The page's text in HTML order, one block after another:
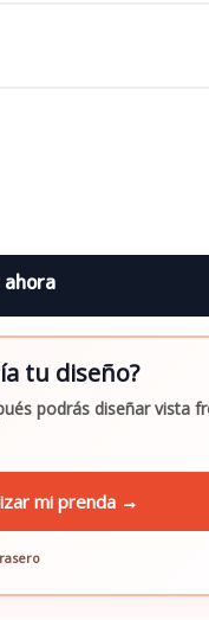
tu diseño?
podrás diseñar vista
mi prenda →